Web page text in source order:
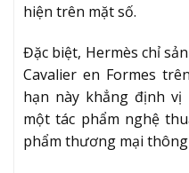
hiện trên mặt số.
Đặc biệt, Hermès chỉ
Cavalier en Formes
hạn này khẳng định
một tác phẩm nghệ
phẩm thương mại